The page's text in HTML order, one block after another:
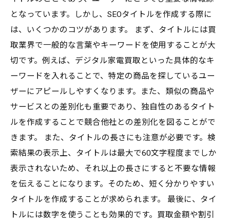
となっています。しかし、SEOタイトルを作成する際に
は、いくつかのコツがあります。 まず、タイトルには買
取業界で一般的な言葉やキーワードを使用することが大
切です。例えば、デジタル家電買取といった具体的なキ
ーワードを入れることで、特定の商品を探しているユー
ザーにアピールしやすくなります。また、類似の商品や
サービスとの差別化も重要であり、独自性のあるタイト
ルを作成することで競合他社との差別化を図ることがで
きます。 また、タイトルの長さにも注意が必要です。検
索結果の表示上、タイトルは最大で60文字程度までしか
表示されないため、それ以上の長さにすると不要な情報
を伝えることになります。そのため、短く分かりやすい
タイトルを作成することが求められます。 最後に、タイ
トルには数字を使うことも効果的です。買取金額や割引